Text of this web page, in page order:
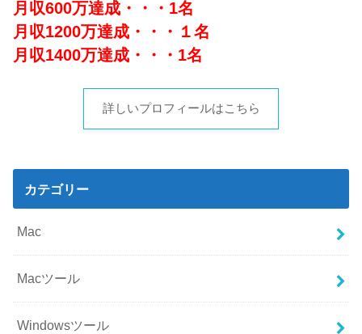
月収600万達成・・・1名
月収1200万達成・・・１名
月収1400万達成・・・1名
詳しいプロフィールはこちら
カテゴリー
Mac
Macツール
Windowsツール